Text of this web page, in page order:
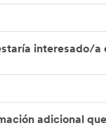
interesado/a
adicional